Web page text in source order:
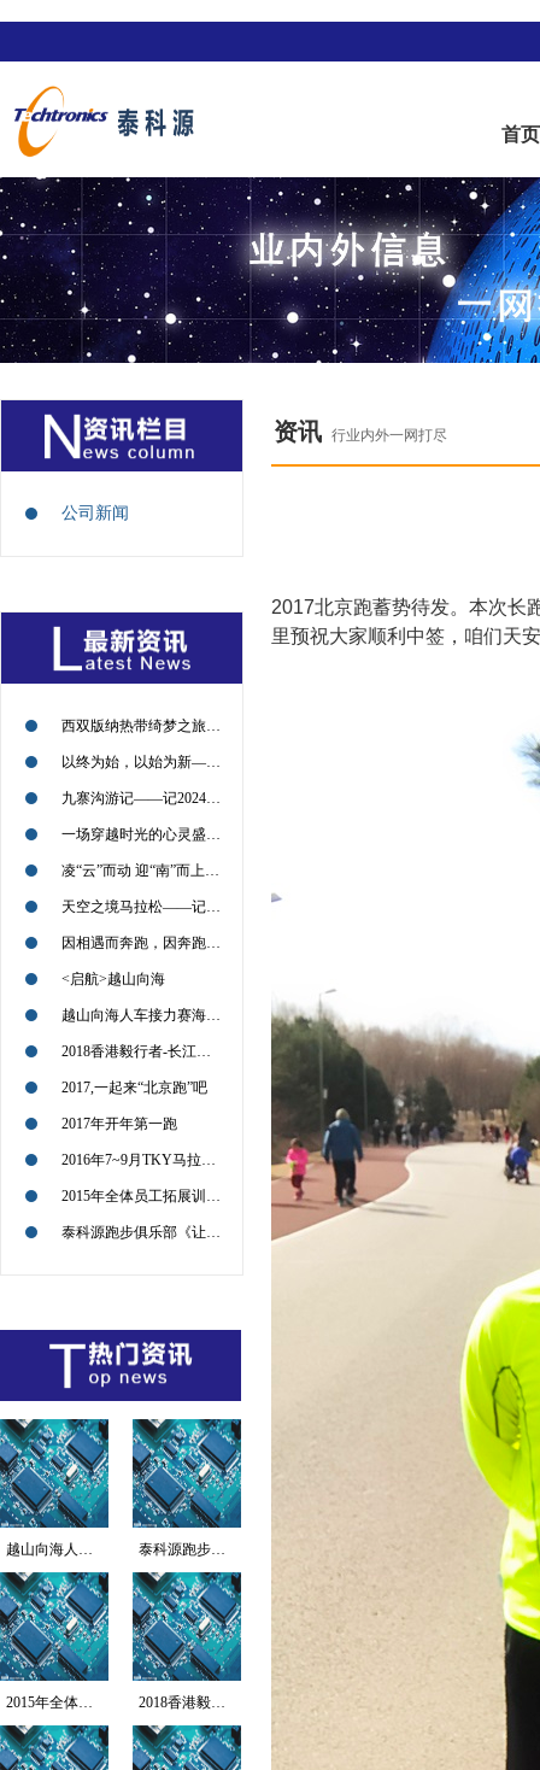
首页
公司新闻
西双版纳热带绮梦之旅——记2024年09月13日
以终为始，以始为新——记2024年09月11日
九寨沟游记——记2024年09月09日
一场穿越时光的心灵盛宴——记2024年09月09日
凌“云”而动 迎“南”而上——2024年08月30日
天空之境马拉松——记2024年7月21日
因相遇而奔跑，因奔跑而相遇——2022北京喇叭沟越野挑战赛回顾
<启航>越山向海
越山向海人车接力赛海南赛的小伙伴们，加油
2018香港毅行者-长江冲锋对
2017,一起来“北京跑”吧
2017年开年第一跑
2016年7~9月TKY马拉松征战路径图
2015年全体员工拓展训练活动回顾
泰科源跑步俱乐部《让我们共同感受企业文化的传递和极限运动的魅力》
越山向海人车接力赛海... 泰科源跑步俱乐部《让...
2015年全体员工拓... 2018香港毅行者-...
资讯 行业内外一网打尽
2017北京跑蓄势待发。本次长
里预祝大家顺利中签，咱们天